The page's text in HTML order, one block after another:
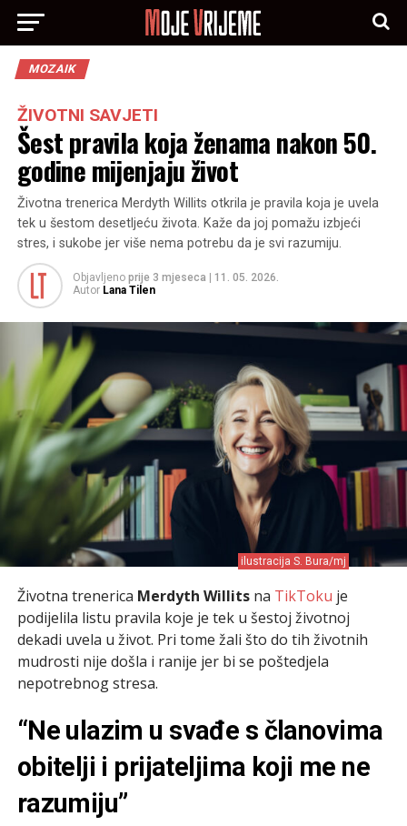
MOZAIK
ŽIVOTNI SAVJETI
Šest pravila koja ženama nakon 50.
godine mijenjaju život
Životna trenerica Merdyth Willits otkrila je pravila koja je uvela
tek u šestom desetljeću života. Kaže da joj pomažu izbjeći
stres, i sukobe jer više nema potrebu da je svi razumiju.
Objavljeno prije 3 mjeseca
11. 05. 2026.
Autor Lana Tilen
ilustracija S. Bura/mj
Životna trenerica Merdyth Willitsna TikToku je
podijelila listu pravila koje je tek u šestoj životnoj
dekadi uvela u život. Pri tome žali što do tih životnih
mudrosti nije došla i ranije jer bi se poštedjela
nepotrebnog stresa.
“Ne ulazim u svađe s članovima
obitelji i prijateljima koji me ne
razumiju”